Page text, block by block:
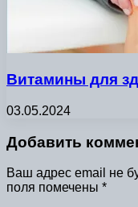
Витамины для
03.05.2024
Добавить
Ваш адрес email не
поля помечены *